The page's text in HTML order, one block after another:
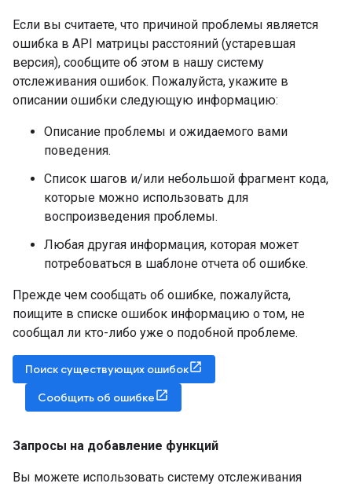
Если вы считаете, что причиной проблемы является
ошибка в API матрицы расстояний (устаревшая
версия), сообщите об этом в нашу систему
отслеживания ошибок. Пожалуйста, укажите в
описании ошибки следующую информацию:
Описание проблемы и ожидаемого вами
поведения.
Список шагов и/или небольшой фрагмент кода,
которые можно использовать для
воспроизведения проблемы.
Любая другая информация, которая может
потребоваться в шаблоне отчета об ошибке.
Прежде чем сообщать об ошибке, пожалуйста,
поищите в списке ошибок информацию о том, не
сообщал ли кто-либо уже о подобной проблеме.
Поиск существующих ошибок
Сообщить об ошибке
Запросы на добавление функций
Вы можете использовать систему отслеживания